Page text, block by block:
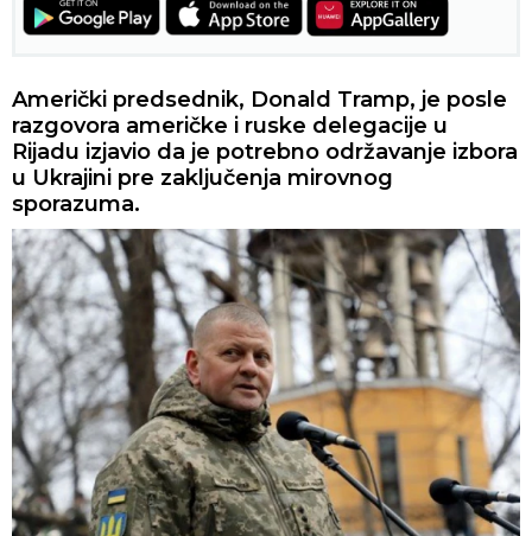
Američki predsednik, Donald Tramp, je posle
razgovora američke i ruske delegacije u
Rijadu izjavio da je potrebno održavanje izbora
u Ukrajini pre zaključenja mirovnog
sporazuma.